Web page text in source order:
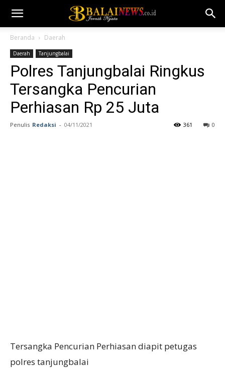
Beranda Daerah
Daerah Tanjungbalai
Polres Tanjungbalai Ringkus
Tersangka Pencurian
Perhiasan Rp 25 Juta
Penulis Redaksi - 04/11/2021 0
361
Tersangka Pencurian Perhiasan diapit petugas
polres tanjungbalai